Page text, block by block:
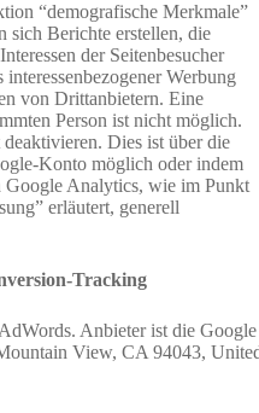
“demografische Merkmale”
sich Berichte erstellen, die
der Seitenbesucher
Werbung
von Drittanbietern. Eine
Person ist nicht möglich.
Dies ist über die
Konto möglich oder indem
Google Analytics, wie im Punkt
erläutert, generell
Tracking
Anbieter ist die Google
View, CA 94043,